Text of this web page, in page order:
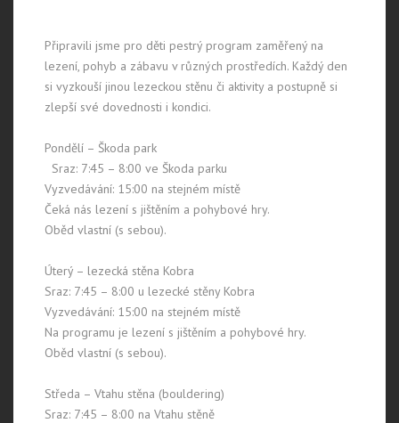
Připravili jsme pro děti pestrý program zaměřený na
lezení, pohyb a zábavu v různých prostředích. Každý den
si vyzkouší jinou lezeckou stěnu či aktivity a postupně si
zlepší své dovednosti i kondici.
Pondělí – Škoda park
Sraz: 7:45 – 8:00 ve Škoda parku
Vyzvedávání: 15:00 na stejném místě
Čeká nás lezení s jištěním a pohybové hry.
Oběd vlastní (s sebou).
Úterý – lezecká stěna Kobra
Sraz: 7:45 – 8:00 u lezecké stěny Kobra
Vyzvedávání: 15:00 na stejném místě
Na programu je lezení s jištěním a pohybové hry.
Oběd vlastní (s sebou).
Středa – Vtahu stěna (bouldering)
Sraz: 7:45 – 8:00 na Vtahu stěně